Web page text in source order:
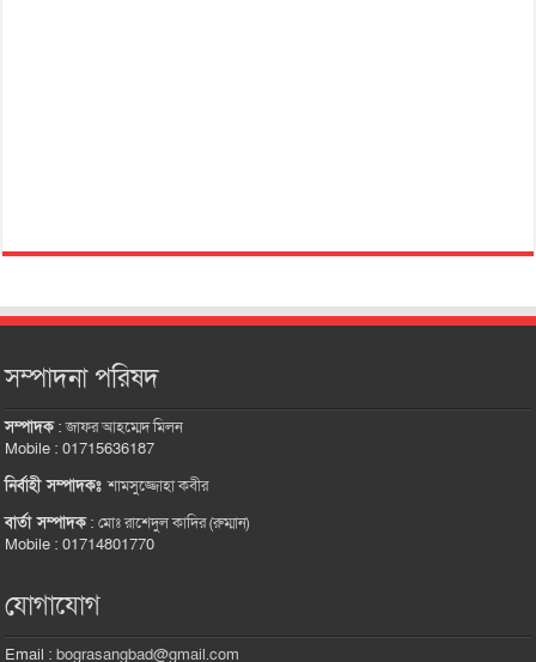
সম্পাদনা পরিষদ
সম্পাদক:জাফর আহম্মেদ মিলন
Mobile : 01715636187
নির্বাহী সম্পাদকঃশামসুজ্জোহা কবীর
বার্তা সম্পাদক:মোঃ রাশেদুল কাদির (রুম্মান)
Mobile : 01714801770
যোগাযোগ
Email :bograsangbad@gmail.com